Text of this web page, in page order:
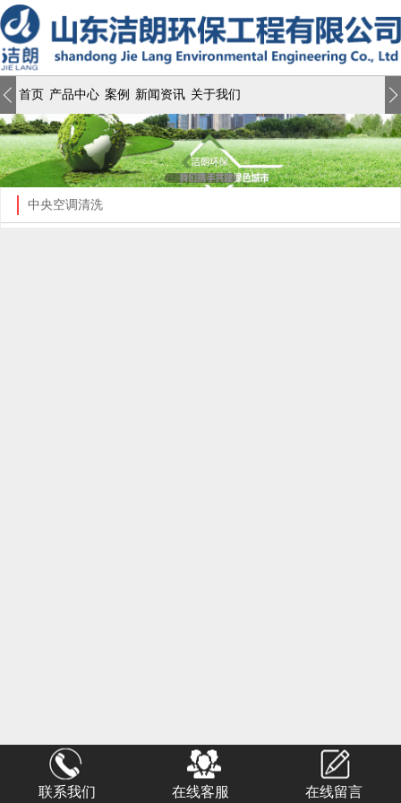
首页 产品中心 案例 新闻资讯 关于我们
中央空调清洗
联系我们 在线客服 在线留言